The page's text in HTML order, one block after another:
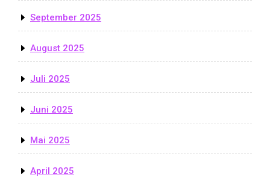
September 2025
August 2025
Juli 2025
Juni 2025
Mai 2025
April 2025